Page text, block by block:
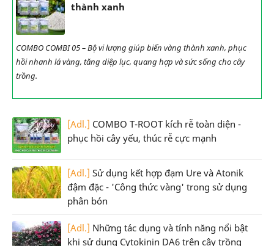
thành xanh
COMBO COMBI 05 – Bộ vi lượng giúp biến vàng thành xanh, phục
hồi nhanh lá vàng, tăng diệp lục, quang hợp và sức sống cho cây
trồng.
[Adl.] COMBO T-ROOT kích rễ toàn diện -
phục hồi cây yếu, thúc rễ cực mạnh
[Adl.] Sử dụng kết hợp đạm Ure và Atonik
đậm đặc - 'Công thức vàng' trong sử dụng
phân bón
[Adl.] Những tác dụng và tính năng nổi bật
khi sử dụng Cytokinin DA6 trên cây trồng